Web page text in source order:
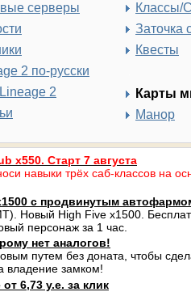
серверы
2 по-русски
2
Классы/
Заточка
Квесты
Карты
Манор
x550. Старт 7 августа
навыки трёх саб-классов на
с продвинутым
Новый High Five x1500.
персонаж за 1 час.
нет аналогов!
путем без доната, чтобы
владение замком!
6,73 у.е. за клик